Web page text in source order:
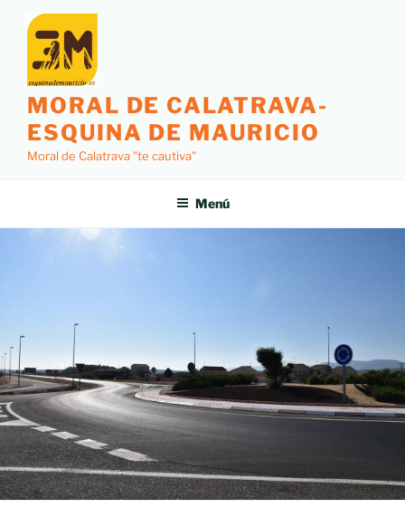
MORAL DE CALATRAVA-
ESQUINA DE MAURICIO
Moral de Calatrava "te cautiva"
Menú